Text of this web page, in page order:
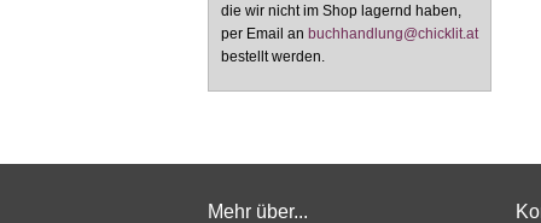
die wir nicht im Shop lagernd haben,
per Email an buchhandlung@chicklit.at
bestellt werden.
Mehr über...